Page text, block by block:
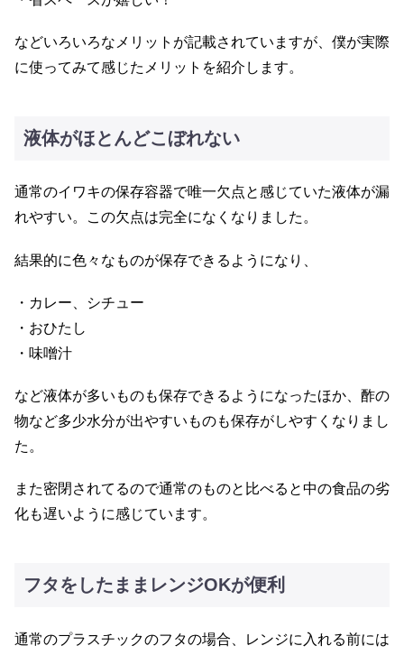
などいろいろなメリットが記載されていますが、僕が実際
に使ってみて感じたメリットを紹介します。
液体がほとんどこぼれない
通常のイワキの保存容器で唯一欠点と感じていた液体が漏
れやすい。この欠点は完全になくなりました。
結果的に色々なものが保存できるようになり、
・カレー、シチュー
・おひたし
・味噌汁
など液体が多いものも保存できるようになったほか、酢の
物など多少水分が出やすいものも保存がしやすくなりまし
た。
また密閉されてるので通常のものと比べると中の食品の劣
化も遅いように感じています。
フタをしたままレンジOKが便利
通常のプラスチックのフタの場合、レンジに入れる前には